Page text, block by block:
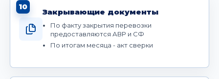
10
Закрывающие документы
По факту закрытия перевозки
предоставляются АВР и СФ
По итогам месяца - акт сверки